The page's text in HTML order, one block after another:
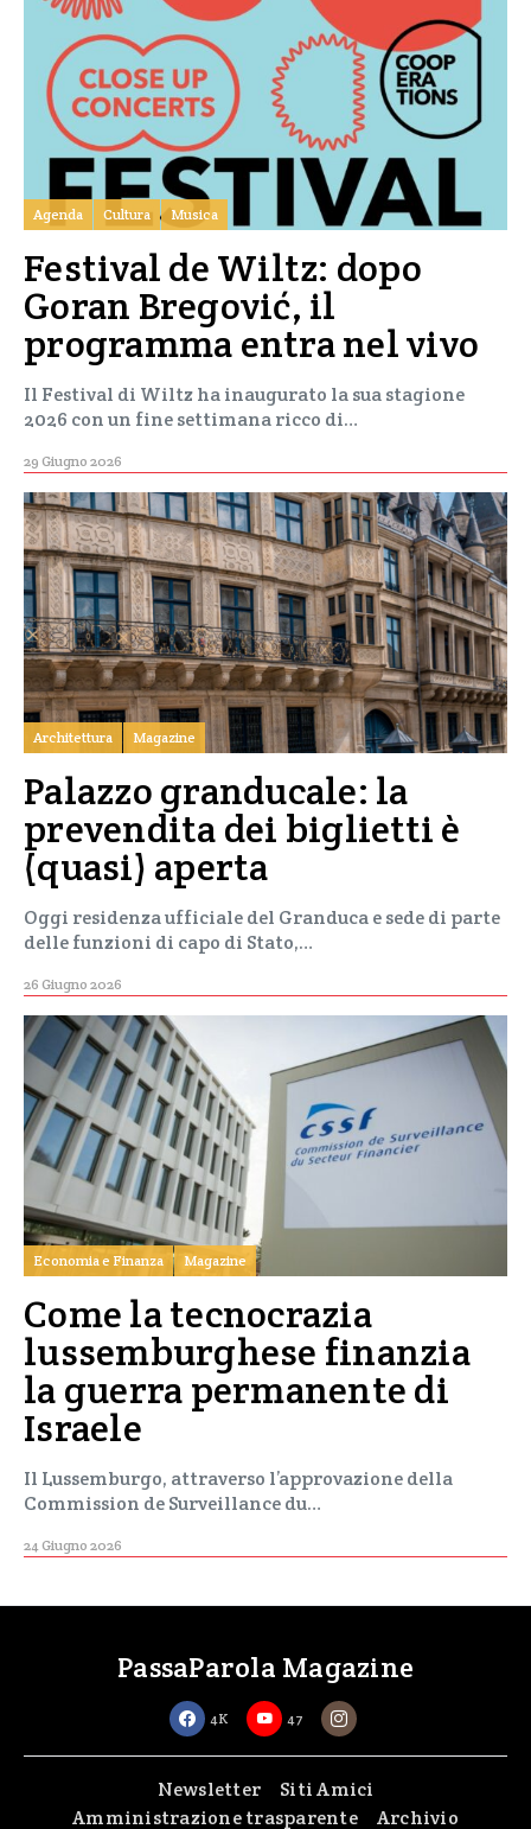
Agenda Cultura Musica
Festival de Wiltz: dopo
Goran Bregović, il
programma entra nel vivo
Il Festival di Wiltz ha inaugurato la sua stagione
2026 con un fine settimana ricco di…
29 Giugno 2026
Architettura Magazine
Palazzo granducale: la
prevendita dei biglietti è
(quasi) aperta
Oggi residenza ufficiale del Granduca e sede di parte
delle funzioni di capo di Stato,…
26 Giugno 2026
Economia e Finanza Magazine
Come la tecnocrazia
lussemburghese finanzia
la guerra permanente di
Israele
Il Lussemburgo, attraverso l’approvazione della
Commission de Surveillance du…
24 Giugno 2026
PassaParola Magazine
4K 47
Newsletter
Siti Amici
Amministrazione trasparente
Archivio